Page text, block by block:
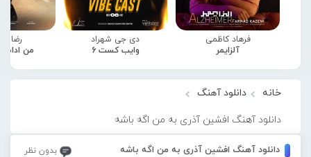
فرهاد کاظمی
آلزایمر
دی جی شهراد
وایب کست 6
رضا
من
خانه دانلود آهنگ
دانلود آهنگ افشین آذری به من اگه باشه
دانلود آهنگ افشین آذری به من اگه باشه بدون نظر